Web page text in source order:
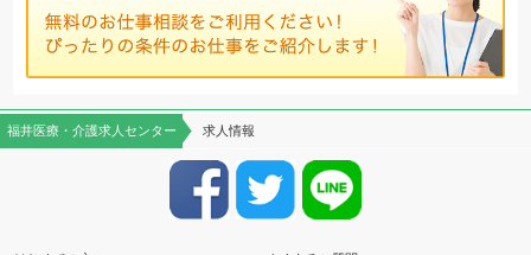
福井医療・介護求人センター 求人情報